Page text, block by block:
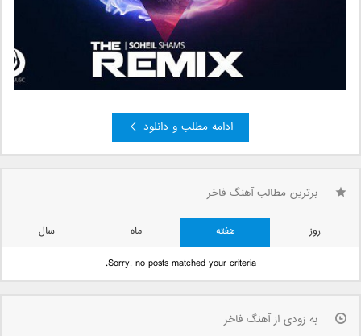
ادامه مطلب و دانلود
برترین مطالب آهنگ فاخر
روز هفته ماه
سال
Sorry, no posts matched your criteria.
به زودی از آهنگ فاخر